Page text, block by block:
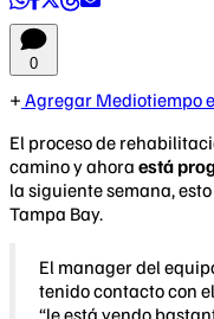
0
Agregar Mediotiempo
El proceso de
camino y ahora está
la siguiente semana,
Tampa Bay.
El manager del
tenido contacto con
“le está yendo